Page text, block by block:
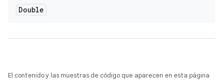
Double
El contenido y las muestras de código que aparecen en esta página